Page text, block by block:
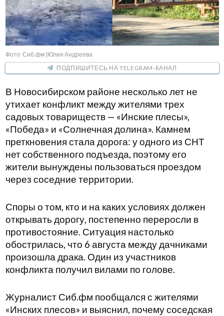
Фото: Сиб.фм |Юлия Андреева
ПОДПИШИТЕСЬ НА TELEGRAM-КАНАЛ
В Новосибирском районе несколько лет не
утихает конфликт между жителями трех
садовых товариществ — «Инские плесы»,
«Победа» и «Солнечная долина». Камнем
преткновения стала дорога: у одного из СНТ
нет собственного подъезда, поэтому его
жители вынуждены пользоваться проездом
через соседние территории.
Споры о том, кто и на каких условиях должен
открывать дорогу, постепенно переросли в
противостояние. Ситуация настолько
обострилась, что 6 августа между дачниками
произошла драка. Один из участников
конфликта получил вилами по голове.
Журналист Сиб.фм пообщался с жителями
«Инских плесов» и выяснил, почему соседская